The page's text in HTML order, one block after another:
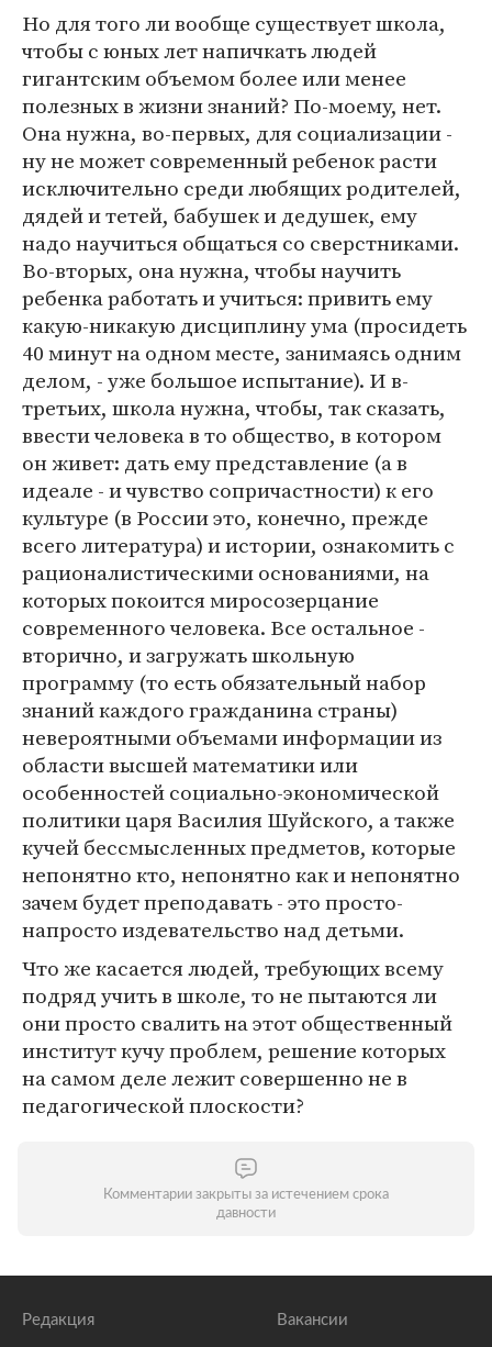
Но для того ли вообще существует школа,
чтобы с юных лет напичкать людей
гигантским объемом более или менее
полезных в жизни знаний? По-моему, нет.
Она нужна, во-первых, для социализации -
ну не может современный ребенок расти
исключительно среди любящих родителей,
дядей и тетей, бабушек и дедушек, ему
надо научиться общаться со сверстниками.
Во-вторых, она нужна, чтобы научить
ребенка работать и учиться: привить ему
какую-никакую дисциплину ума (просидеть
40 минут на одном месте, занимаясь одним
делом, - уже большое испытание). И в-
третьих, школа нужна, чтобы, так сказать,
ввести человека в то общество, в котором
он живет: дать ему представление (а в
идеале - и чувство сопричастности) к его
культуре (в России это, конечно, прежде
всего литература) и истории, ознакомить с
рационалистическими основаниями, на
которых покоится миросозерцание
современного человека. Все остальное -
вторично, и загружать школьную
программу (то есть обязательный набор
знаний каждого гражданина страны)
невероятными объемами информации из
области высшей математики или
особенностей социально-экономической
политики царя Василия Шуйского, а также
кучей бессмысленных предметов, которые
непонятно кто, непонятно как и непонятно
зачем будет преподавать - это просто-
напросто издевательство над детьми.
Что же касается людей, требующих всему
подряд учить в школе, то не пытаются ли
они просто свалить на этот общественный
институт кучу проблем, решение которых
на самом деле лежит совершенно не в
педагогической плоскости?
Комментарии закрыты за истечением срока
давности
Редакция Вакансии